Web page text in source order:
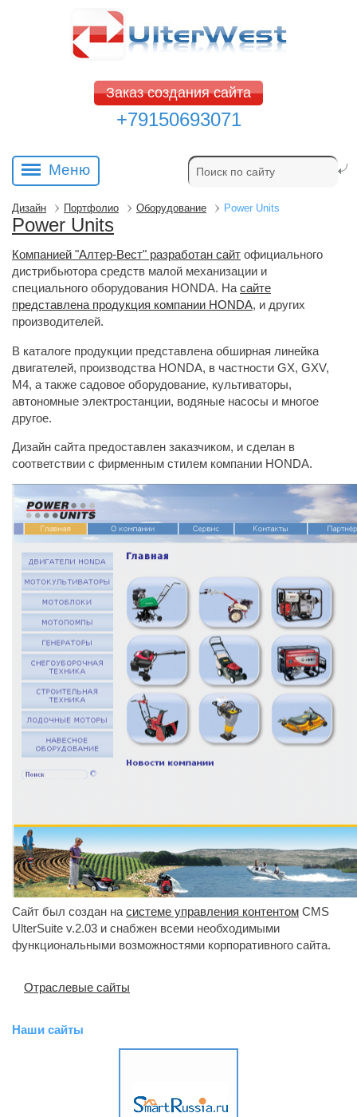
Заказ создания сайта
+79150693071
Меню
Дизайн Портфолио Оборудование Power Units
Power Units
Компанией "Алтер-Вест" разработан сайт официального
дистрибьютора средств малой механизации и
специального оборудования HONDA. На сайте
представлена продукция компании HONDA, и других
производителей.
В каталоге продукции представлена обширная линейка
двигателей, производства HONDA, в частности GX, GXV,
M4, а также садовое оборудование, культиваторы,
автономные электростанции, водяные насосы и многое
другое.
Дизайн сайта предоставлен заказчиком, и сделан в
соответствии с фирменным стилем компании HONDA.
Сайт был создан на системе управления контентом CMS
UlterSuite v.2.03 и снабжен всеми необходимыми
функциональными возможностями корпоративного сайта.
Отраслевые сайты
Наши сайты